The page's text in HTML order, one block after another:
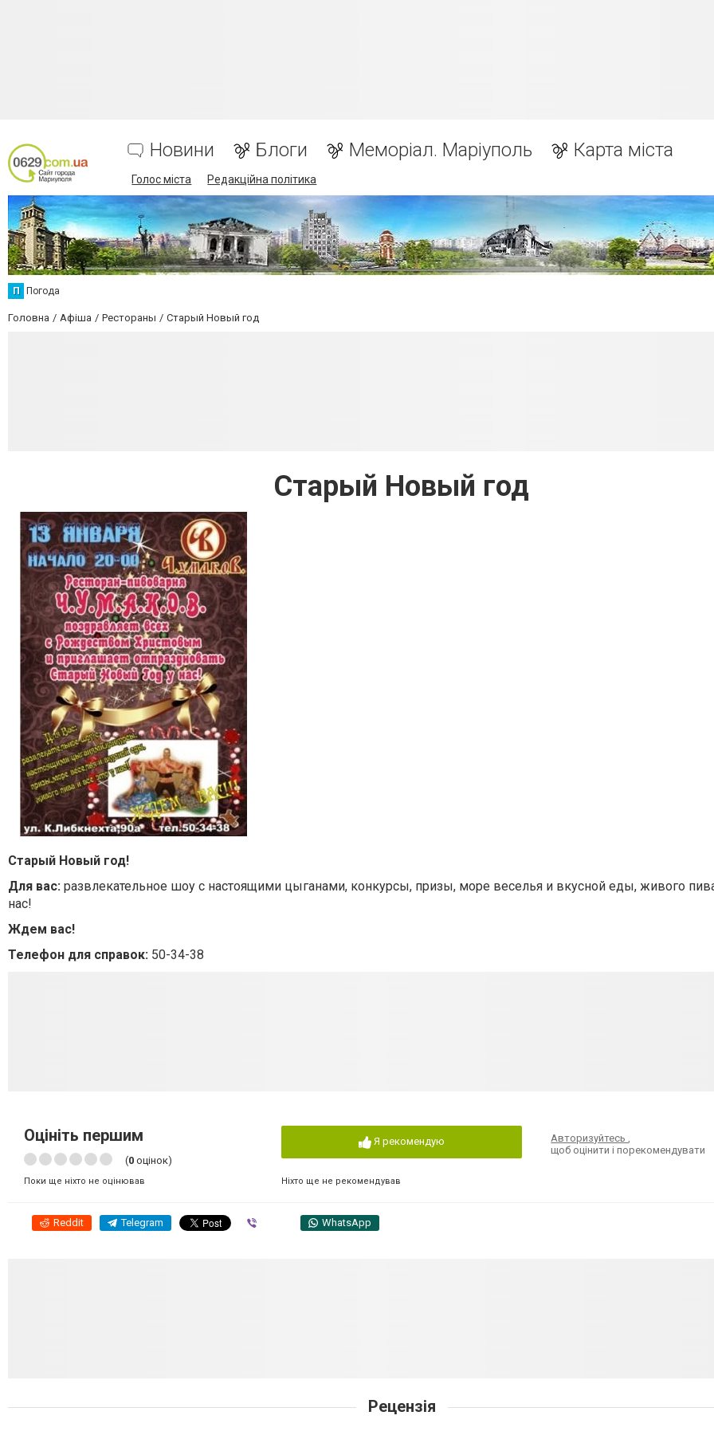
Новини Блоги Меморіал. Маріуполь Карта міста
Голос міста Редакційна політика
П Погода
Головна Афіша Рестораны Старый Новый год
Старый Новый год
Старый Новый год!
Для вас: развлекательное шоу с настоящими цыганами, конкурсы, призы, море веселья и вкусной еды, живого
нас!
Ждем вас!
Телефон для справок: 50-34-38
Оцініть першим
(0 оцінок)
Поки ще ніхто не оцінював
Я рекомендую
Ніхто ще не рекомендував
Авторизуйтесь,
щоб оцінити і порекомендувати
Reddit Telegram WhatsApp
Рецензія